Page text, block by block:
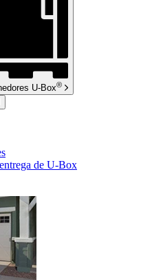
U-Box®
de U-Box